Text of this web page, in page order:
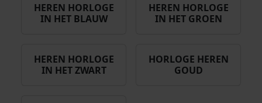
HEREN HORLOGE
IN HET BLAUW
HEREN HORLOGE
IN HET GROEN
HEREN HORLOGE
IN HET ZWART
HORLOGE HEREN
GOUD